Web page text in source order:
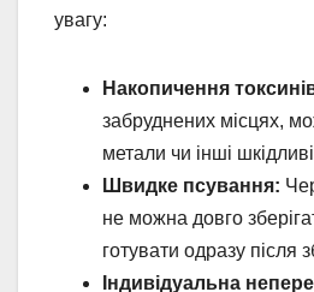
увагу:
Накопичення
забруднених місцях,
метали чи інші
Швидке псування:
не можна довго
готувати одразу після
Індивідуальна